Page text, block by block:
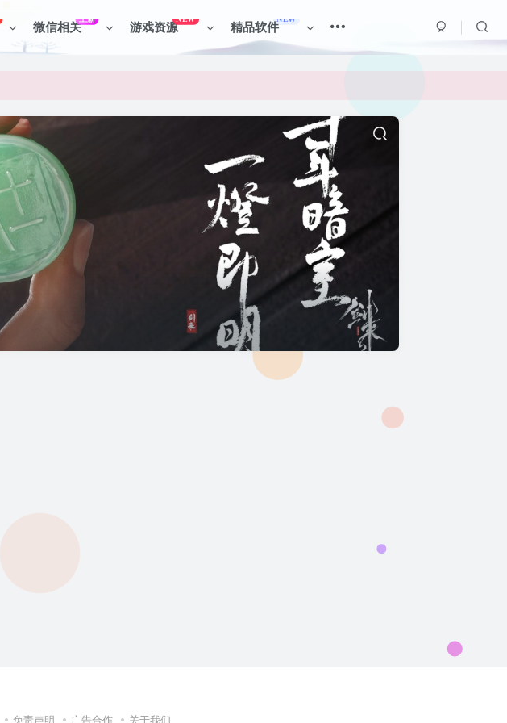
微信相关
上新
游戏资源
NEW
精品软件
NEW
免责声明 广告合作 关于我们